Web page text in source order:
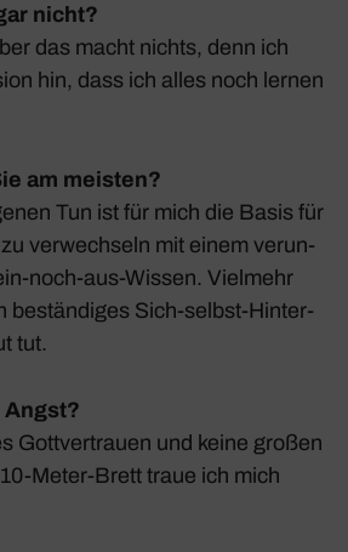
nicht?
das macht nichts, denn ich
hin, dass ich alles noch lernen
am meisten?
Tun ist für mich die Basis für
verwech­seln mit einem verun­
noch-aus-Wissen. Viel­mehr
bestän­diges Sich-selbst-Hinter­
tut.
Angst?
Gott­ver­trauen und keine großen
Meter-Brett traue ich mich